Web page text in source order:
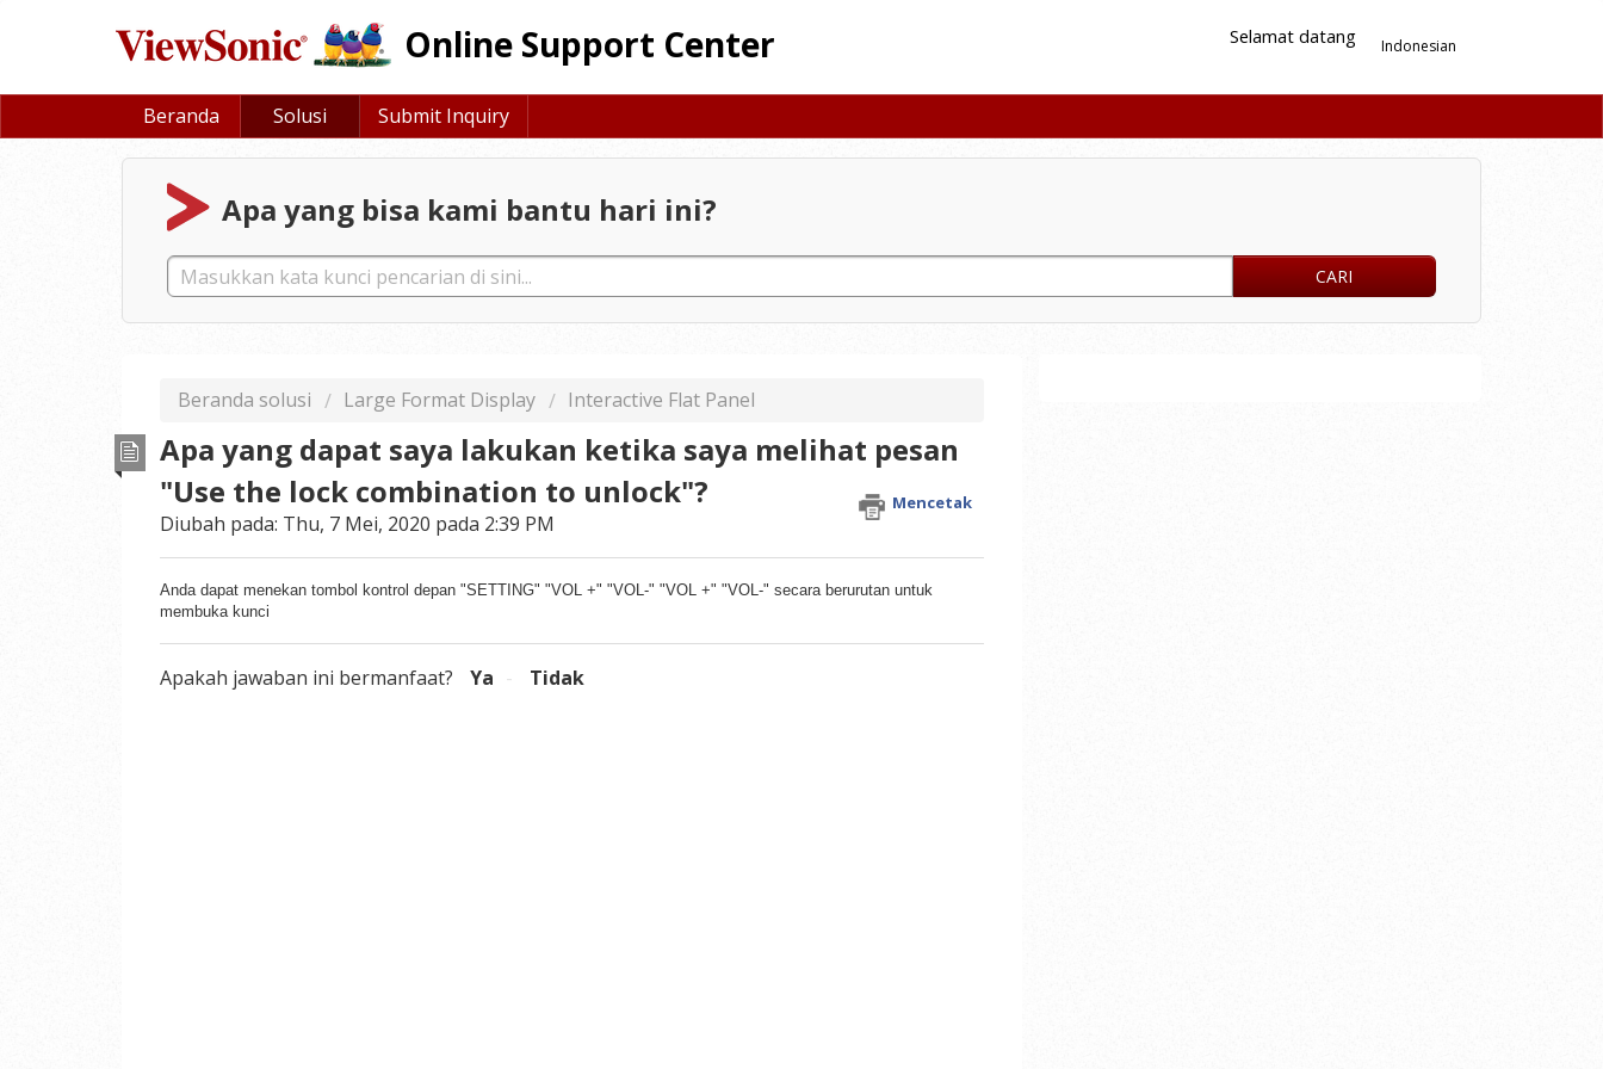
Online Support Center Indonesian
Selamat datang
Beranda Solusi Submit Inquiry
Apa yang bisa kami bantu hari ini?
CARI
Beranda solusi Large Format Display Interactive Flat Panel
Apa yang dapat saya lakukan ketika saya melihat pesan
"Use the lock combination to unlock"?
Mencetak
Diubah pada: Thu, 7 Mei, 2020 pada 2:39 PM
Anda dapat menekan tombol kontrol depan "SETTING" "VOL +" "VOL-" "VOL +" "VOL-" secara berurutan untuk
membuka kunci
Apakah jawaban ini bermanfaat? Ya Tidak